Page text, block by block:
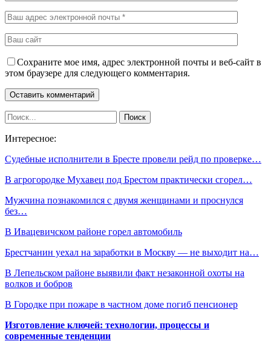
Сохраните мое имя, адрес электронной почты и веб-сайт в
этом браузере для следующего комментария.
Интересное:
Судебные исполнители в Бресте провели рейд по проверке…
В агрогородке Мухавец под Брестом практически сгорел…
Мужчина познакомился с двумя женщинами и проснулся
без…
В Ивацевичском районе горел автомобиль
Брестчанин уехал на заработки в Москву — не выходит на…
В Лепельском районе выявили факт незаконной охоты на
волков и бобров
В Городке при пожаре в частном доме погиб пенсионер
Изготовление ключей: технологии, процессы и
современные тенденции